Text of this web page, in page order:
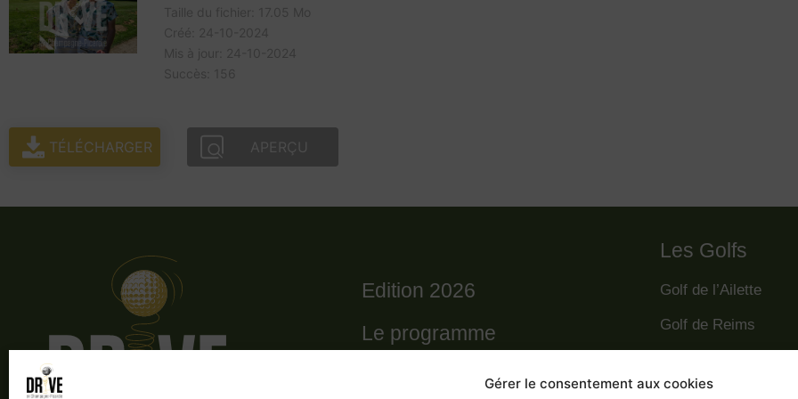
Gérer le consentement aux cookies
TÉLÉCHARGER APERÇU
Edition 2026
Le programme
Les Golfs
Golf de l’Ailette
Golf de Reims
Golf des Poursaudes